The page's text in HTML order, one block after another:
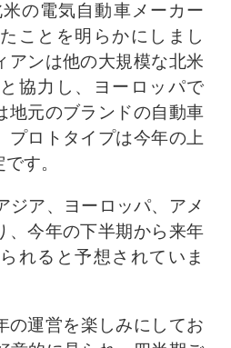
の電気自動車メーカー
ことを明らかにしまし
アンは他の大規模な北米
協力し、ヨーロッパで
地元のブランドの自動車
プロトタイプは今年の上
す。
ジア、ヨーロッパ、アメ
、今年の下半期から来年
れると予想されていま
の運営を楽しみにしてお